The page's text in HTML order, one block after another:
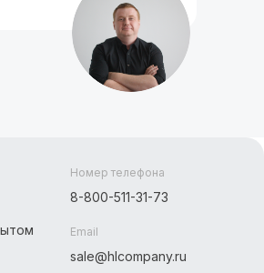
8-800-511-31-73
sale@hlcompany.ru
Номер телефона
Email